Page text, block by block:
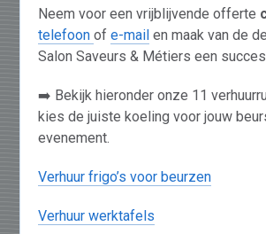
Neem voor een vrijblijvende offerte
telefoonofe-mail en maak van de
Salon Saveurs & Métiers een
➡️ Bekijk hieronder onze 11
kies de juiste koeling voor jouw
evenement.
Verhuur frigo’s voor beurzen
Verhuur werktafels